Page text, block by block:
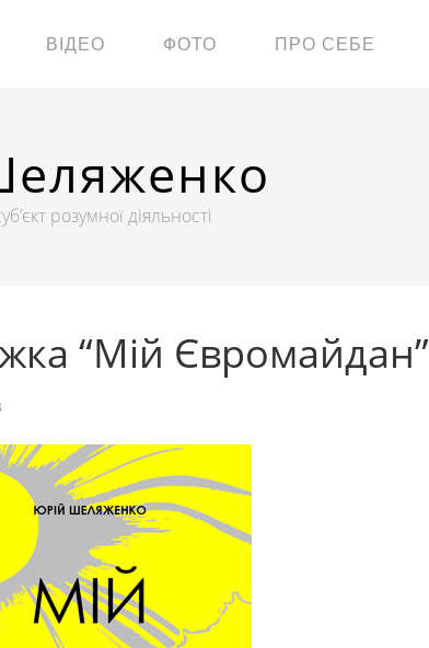
ВІДЕО ФОТО ПРО СЕБЕ
розумної діяльності
“Мій Євромайдан”